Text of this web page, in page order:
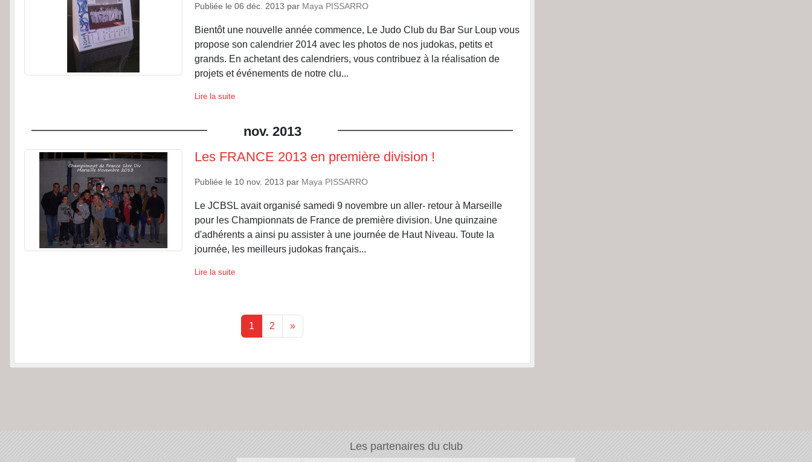
Publiée le 06 déc. 2013 par Maya PISSARRO
Bientôt une nouvelle année commence, Le Judo Club du Bar Sur Loup vous
propose son calendrier 2014 avec les photos de nos judokas, petits et
grands. En achetant des calendriers, vous contribuez à la réalisation de
projets et événements de notre clu...
Lire la suite
nov. 2013
Les FRANCE 2013 en première division !
Publiée le 10 nov. 2013 par Maya PISSARRO
Le JCBSL avait organisé samedi 9 novembre un aller- retour à Marseille
pour les Championnats de France de première division. Une quinzaine
d'adhérents a ainsi pu assister à une journée de Haut Niveau. Toute la
journée, les meilleurs judokas français...
Lire la suite
1 2 »
Les partenaires du club